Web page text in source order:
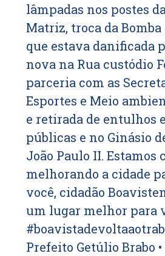
lâmpadas nos postes
Matriz, troca da Bomba
que estava danificada
nova na Rua custódio
parceria com as
Esportes e Meio
e retirada de entulhos
públicas e no Ginásio
João Paulo II. Estamos
melhorando a cidade
você, cidadão
um lugar melhor para
Prefeito Getúlio Brabo